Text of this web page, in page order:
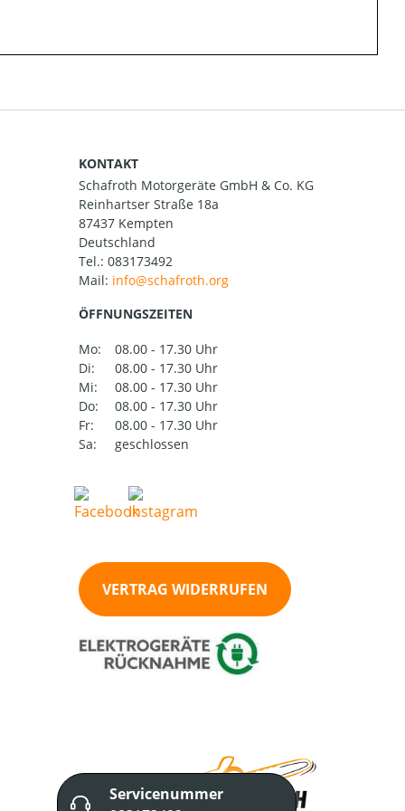
KONTAKT
Schafroth Motorgeräte GmbH & Co. KG
Reinhartser Straße 18a
87437 Kempten
Deutschland
Tel.: 083173492
Mail:
ÖFFNUNGSZEITEN
Mo:
08.00 - 17.30 Uhr
Di:
08.00 - 17.30 Uhr
Mi:
08.00 - 17.30 Uhr
Do:
08.00 - 17.30 Uhr
Fr:
08.00 - 17.30 Uhr
Sa:
geschlossen
VERTRAG WIDERRUFEN
Servicenummer